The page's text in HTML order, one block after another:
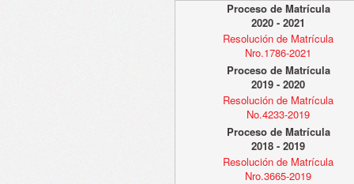
Proceso de Matrícula
2020 - 2021
Resolución de Matrícula
Nro.1786-2021
Proceso de Matrícula
2019 - 2020
Resolución de Matrícula
No.4233-2019
Proceso de Matrícula
2018 - 2019
Resolución de Matrícula
Nro.3665-2019